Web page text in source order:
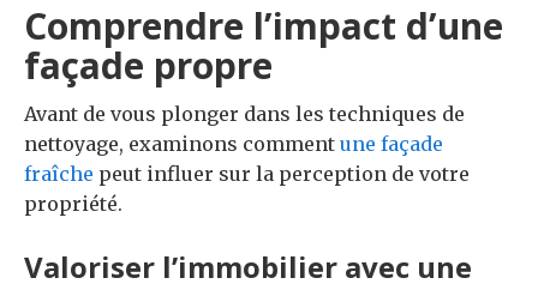
Comprendre l’impact d’une
façade propre
Avant de vous plonger dans les techniques de
nettoyage, examinons comment une façade
fraîche peut influer sur la perception de votre
propriété.
Valoriser l’immobilier avec une